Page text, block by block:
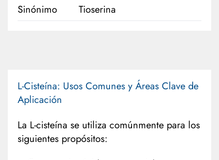
Sinónimo Tioserina
L-Cisteína: Usos Comunes y Áreas Clave de
Aplicación
La L-cisteína se utiliza comúnmente para los
siguientes propósitos: